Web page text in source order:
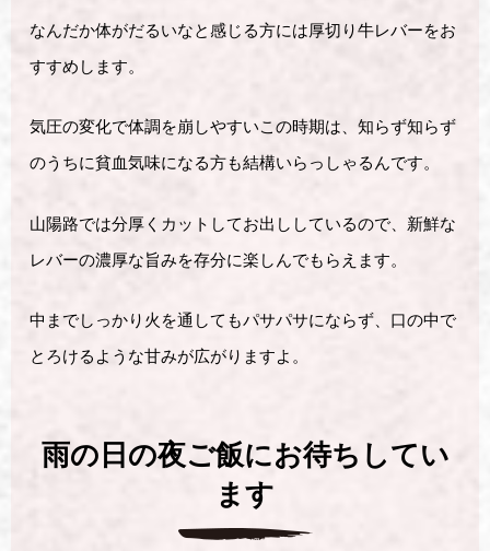
なんだか体がだるいなと感じる方には厚切り牛レバーをお
すすめします。
気圧の変化で体調を崩しやすいこの時期は、知らず知らず
のうちに貧血気味になる方も結構いらっしゃるんです。
山陽路では分厚くカットしてお出ししているので、新鮮な
レバーの濃厚な旨みを存分に楽しんでもらえます。
中までしっかり火を通してもパサパサにならず、口の中で
とろけるような甘みが広がりますよ。
雨の日の夜ご飯にお待ちしてい
ます